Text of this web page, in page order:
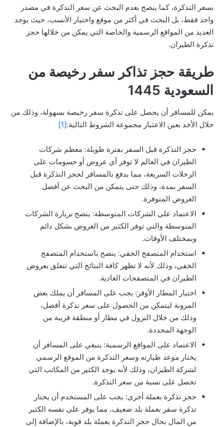
بسعر التذكرة، كما ينصح بعدم البحث عن سعر التذكرة في مصدر
واحد فقط، بل البحث في أكثر من موقع واختيار الأنسب، حيث يوجد
العديد من المواقع الرسمية والخاصة التي يمكن من خلالها حجز
تذكرة الطيران.
طريقة حجز تذاكر سفر رخيصة من
السعودية 1445
يمكن للمسافر أن يحصل على تذكرة سفر رخيصة بسهولة، وذلك من
خلال الأخذ بعين الاعتبار مجموعة الشروط التالية:[1]
حجز التذكرة قبل السفر بفترة طويلة: معظم شركات
الطيران في العالم لا توفر أي عروض أو حسومات على
الرحلات السريعة، مما يدفع بالمسافر لحجز التذكرة قبل
السفر بمدة، وذلك حتى يتمكن من البحث عن أفضل
العروض المتوفرة.
الاعتماد على الشركات المتوسطة: ينصح بزيارة الشركات
المتوسطة والتي توفر الكثير من العروض بشكل دائم
وبمختلف الأوقات.
استخدام المتصفح الخفي: ينصح باستخدام المتصفح
الخفي، وذلك لأنه لا تظهر كافة النتائج التي تتعلق بعروض
الطيران في المتصفحات العادية.
اختيار المطار الأوفر: يجب على المسافر أن يملك بعض
المرونة ليتمكن من الحصول على سعر تذكرة أفضل،
وذلك من خلال النزول في مطار أو منطقة قريبة من
الوجهة المحددة.
الاعتماد على المواقع الرسمية: ينبغي على المسافر أن
يختار موعد طيارته وسعر التذكرة من الموقع الرسمي
لشركة الطيران، وذلك لأنه يوجد الكثير من المكاتب التي
تحصل على نسبة من سعر التذكرة.
حجز تذكرة بعملة أخرى: يجب على المستخدم أن يختار
تذكرة سفر بعملة بلد ضعيف، مما يوفر على نفسه الكثير
من المال بحال حجز التذكرة بعملة بلد قوية، بالإضافة إلى